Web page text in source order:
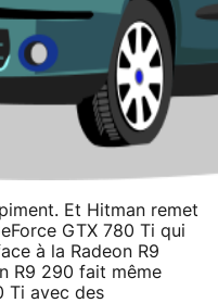
Et Hitman remet
GTX 780 Ti qui
à la Radeon R9
R9 290 fait même
Ti avec des